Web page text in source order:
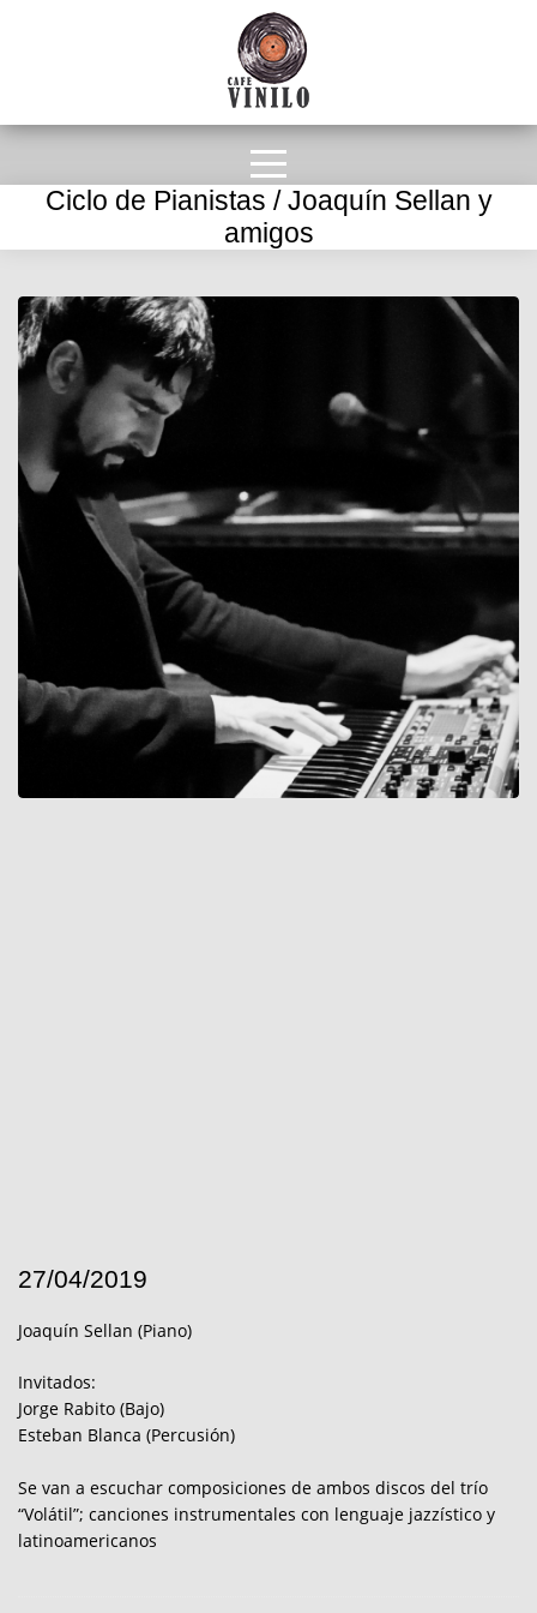
Ciclo de Pianistas / Joaquín Sellan y
amigos
27/04/2019
Joaquín Sellan (Piano)
Invitados:
Jorge Rabito (Bajo)
Esteban Blanca (Percusión)
Se van a escuchar composiciones de ambos discos del trío
“Volátil”; canciones instrumentales con lenguaje jazzístico y
latinoamericanos